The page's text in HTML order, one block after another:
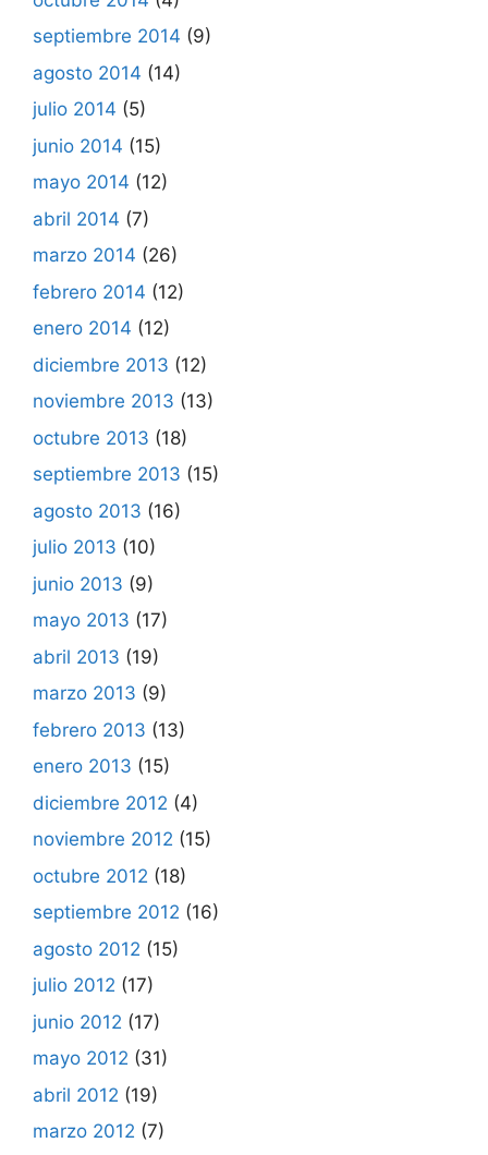
septiembre 2014 (9)
agosto 2014 (14)
julio 2014 (5)
junio 2014 (15)
mayo 2014 (12)
abril 2014 (7)
marzo 2014 (26)
febrero 2014 (12)
enero 2014 (12)
diciembre 2013 (12)
noviembre 2013 (13)
octubre 2013 (18)
septiembre 2013 (15)
agosto 2013 (16)
julio 2013 (10)
junio 2013 (9)
mayo 2013 (17)
abril 2013 (19)
marzo 2013 (9)
febrero 2013 (13)
enero 2013 (15)
diciembre 2012 (4)
noviembre 2012 (15)
octubre 2012 (18)
septiembre 2012 (16)
agosto 2012 (15)
julio 2012 (17)
junio 2012 (17)
mayo 2012 (31)
abril 2012 (19)
marzo 2012 (7)